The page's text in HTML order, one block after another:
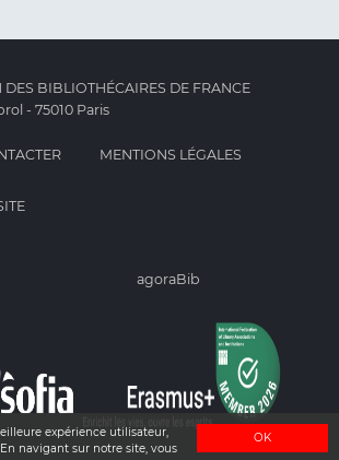
OK
expérience utilisateur,
navigant sur notre site, vous
BIBLIOTHÉCAIRES DE FRANCE
- 75010 Paris
MENTIONS LÉGALES
agoraBib